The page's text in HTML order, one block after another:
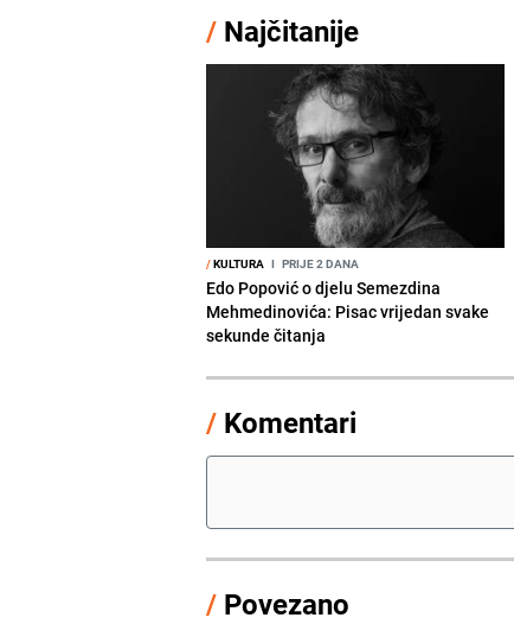
/ Najčitanije
/KULTURA I PRIJE 2 DANA
Edo Popović o djelu Semezdina
Mehmedinovića: Pisac vrijedan svake
sekunde čitanja
/ Komentari
/ Povezano